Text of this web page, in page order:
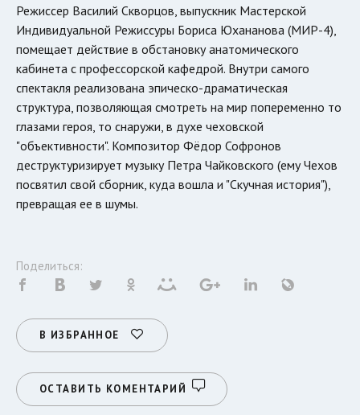
Режиссер Василий Скворцов, выпускник Мастерской
Индивидуальной Режиссуры Бориса Юхананова (МИР-4),
помещает действие в обстановку анатомического
кабинета с профессорской кафедрой. Внутри самого
спектакля реализована эпическо-драматическая
структура, позволяющая смотреть на мир попеременно то
глазами героя, то снаружи, в духе чеховской
"объективности". Композитор Фёдор Софронов
деструктуризирует музыку Петра Чайковского (ему Чехов
посвятил свой сборник, куда вошла и "Скучная история"),
превращая ее в шумы.
Поделиться:
В ИЗБРАННОЕ
ОСТАВИТЬ КОМЕНТАРИЙ